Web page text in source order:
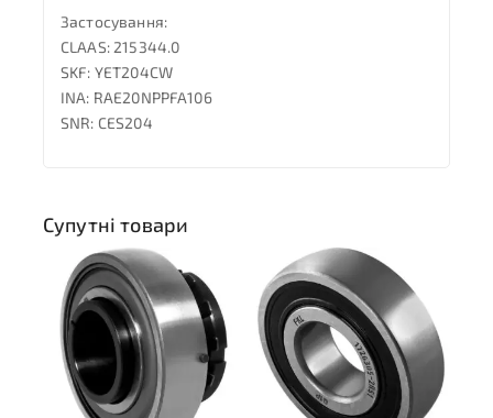
Застосування:
CLAAS: 215344.0
SKF: YET204CW
INA: RAE20NPPFA106
SNR: CES204
Супутні товари